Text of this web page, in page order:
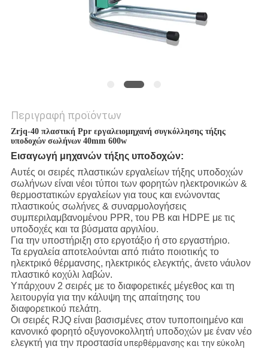
Περιγραφή προϊόντων
Zrjq-40 πλαστική Ppr εργαλειομηχανή συγκόλλησης τήξης
υποδοχών σωλήνων 40mm 600w
Εισαγωγή μηχανών τήξης υποδοχών:
Αυτές οι σειρές πλαστικών εργαλείων τήξης υποδοχών
σωλήνων είναι νέοι τύποι των φορητών ηλεκτρονικών &
θερμοστατικών εργαλείων γιατους και ενώνοντας
πλαστικούς σωλήνες & συναρμολογήσεις
συμπεριλαμβανομένου PPR, του PB και HDPE με τις
υποδοχές και τα βύσματα αργιλίου.
Για την υποστήριξη στο εργοτάξιο ή στο εργαστήριο.
Τα εργαλεία αποτελούνται από πιάτο ποιοτικής το
ηλεκτρικό θέρμανσης, ηλεκτρικός ελεγκτής, άνετο νάυλον
πλαστικό κοχύλι λαβών.
Υπάρχουν 2 σειρές με το διαφορετικές μέγεθος και τη
λειτουργία για την κάλυψη της απαίτησης του
διαφορετικού πελάτη.
Οι σειρές RJQ είναι βασισμένες στον τυποποιημένο και
κανονικό φορητό οξυγονοκολλητή υποδοχών με έναν νέο
ελεγκτή για την προστασίαυπερθέρμανσης και την εύκολη